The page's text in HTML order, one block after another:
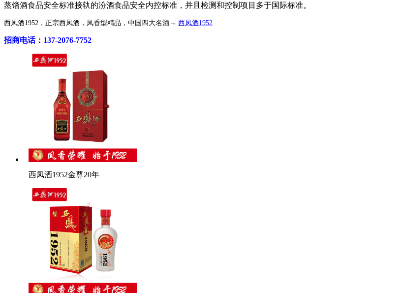
蒸馏酒食品安全标准接轨的汾酒食品安全内控标准，并且检测和控制项目多于国际标准。
西凤酒1952，正宗西凤酒，凤香型精品，中国四大名酒→ 西凤酒1952
招商电话：137-2076-7752
西凤酒1952金尊20年